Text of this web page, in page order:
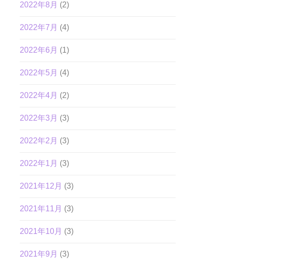
2022年8月 (2)
2022年7月 (4)
2022年6月 (1)
2022年5月 (4)
2022年4月 (2)
2022年3月 (3)
2022年2月 (3)
2022年1月 (3)
2021年12月 (3)
2021年11月 (3)
2021年10月 (3)
2021年9月 (3)